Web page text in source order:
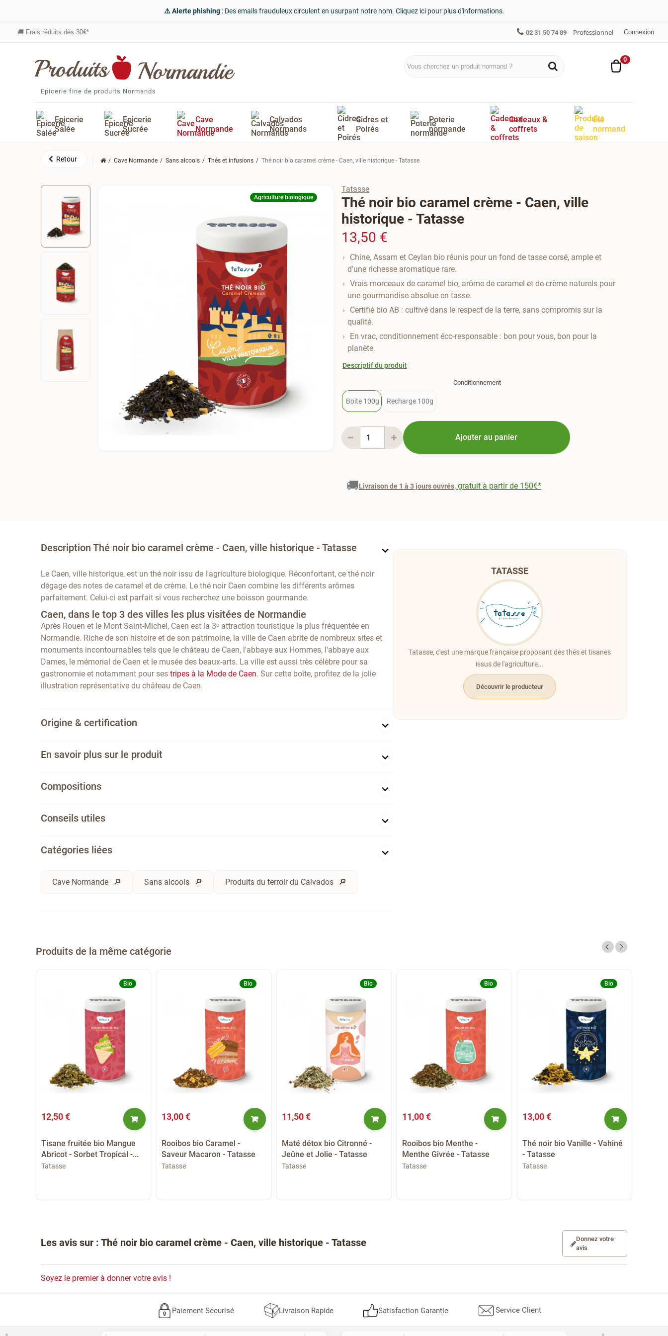
⚠️ Alerte phishing: Des emails frauduleux circulent en usurpant notre nom. Cliquez ici pour plus d'informations.
🚚 Frais réduits dès 30€* 02 31 50 74 89 Professionnel Connexion
Epicerie fine de produits Normands
0
Epicerie
Salée
Epicerie
Sucrée
Cave
Normande
Calvados
Normands
Cidres et
Poirés
Poterie
normande
Cadeaux &
coffrets
Été
normand
Cave Normande Sans alcools Thés et infusions Thé noir bio caramel crème - Caen, ville historique - Tatasse
Agriculture biologique
Tatasse
Thé noir bio caramel crème - Caen, ville
historique - Tatasse
13,50 €
Chine, Assam et Ceylan bio réunis pour un fond de tasse corsé, ample et
d'une richesse aromatique rare.
Vrais morceaux de caramel bio, arôme de caramel et de crème naturels pour
une gourmandise absolue en tasse.
Certifié bio AB : cultivé dans le respect de la terre, sans compromis sur la
qualité.
En vrac, conditionnement éco-responsable : bon pour vous, bon pour la
planète.
Descriptif du produit
Conditionnement
Boite 100g Recharge 100g
Ajouter au panier
🚚Livraison de 1 à 3 jours ouvrés, gratuit à partir de 150€*
Description Thé noir bio caramel crème - Caen, ville historique - Tatasse
Le Caen, ville historique, est un thé noir issu de l'agriculture biologique. Réconfortant, ce thé noir
dégage des notes de caramel et de crème. Le thé noir Caen combine les différents arômes
parfaitement. Celui-ci est parfait si vous recherchez une boisson gourmande.
Caen, dans le top 3 des villes les plus visitées de Normandie
Après Rouen et le Mont Saint-Michel, Caen est la 3ᵉ attraction touristique la plus fréquentée en
Normandie. Riche de son histoire et de son patrimoine, la ville de Caen abrite de nombreux sites et
monuments incontournables tels que le château de Caen, l'abbaye aux Hommes, l'abbaye aux
Dames, le mémorial de Caen et le musée des beaux-arts. La ville est aussi très célèbre pour sa
gastronomie et notamment pour sestripes à la Mode de Caen. Sur cette boîte, profitez de la jolie
illustration représentative du château de Caen.
Origine & certification
En savoir plus sur le produit
Compositions
Conseils utiles
Catégories liées
Cave Normande Sans alcools Produits du terroir du Calvados
TATASSE
Tatasse, c'est une marque française proposant des thés et tisanes
issus de l'agriculture...
Découvrir le producteur
Produits de la même catégorie
Bio
12,50 €
Tisane fruitée bio Mangue
Abricot - Sorbet Tropical -...
Tatasse
Bio
13,00 €
Rooibos bio Caramel -
Saveur Macaron - Tatasse
Tatasse
Bio
11,50 €
Maté détox bio Citronné -
Jeûne et Jolie - Tatasse
Tatasse
Bio
11,00 €
Rooibos bio Menthe -
Menthe Givrée - Tatasse
Tatasse
Bio
13,00 €
Thé noir bio Vanille - Vahiné
- Tatasse
Tatasse
Les avis sur : Thé noir bio caramel crème - Caen, ville historique - Tatasse
Donnez votre
avis
Soyez le premier à donner votre avis !
Paiement Sécurisé Livraison Rapide Satisfaction Garantie Service Client